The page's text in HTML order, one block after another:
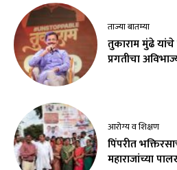
ताज्या बातम्या
तुकाराम मुंढे
प्रगतीचा
आरोग्य व शिक्षण
पिंपरीत
महाराजांच्या